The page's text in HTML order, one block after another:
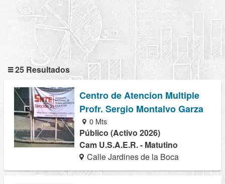
25 Resultados
Centro de Atencion Multiple
Profr. Sergio Montalvo Garza
0 Mts
Público (Activo 2026)
Cam U.S.A.E.R. - Matutino
Calle Jardines de la Boca